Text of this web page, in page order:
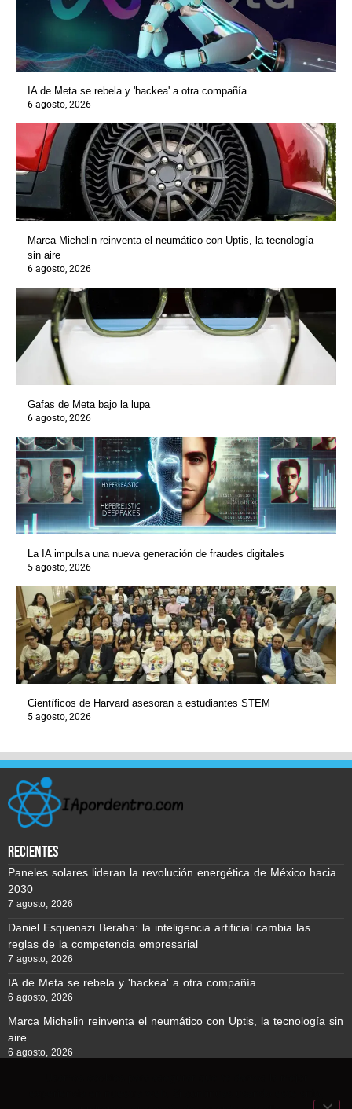
IA de Meta se rebela y 'hackea' a otra compañía
6 agosto, 2026
Marca Michelin reinventa el neumático con Uptis, la tecnología
sin aire
6 agosto, 2026
Gafas de Meta bajo la lupa
6 agosto, 2026
La IA impulsa una nueva generación de fraudes digitales
5 agosto, 2026
Científicos de Harvard asesoran a estudiantes STEM
5 agosto, 2026
recientes
Paneles solares lideran la revolución energética de México hacia
2030
7 agosto, 2026
Daniel Esquenazi Beraha: la inteligencia artificial cambia las
reglas de la competencia empresarial
7 agosto, 2026
IA de Meta se rebela y 'hackea' a otra compañía
6 agosto, 2026
Marca Michelin reinventa el neumático con Uptis, la tecnología sin
aire
6 agosto, 2026